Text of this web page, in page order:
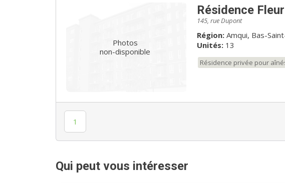
Photos
non-disponible
Résidence
145, rue Dupont
Région: Amqui, Bas-
Unités:13
Résidence privée pour
1
Qui peut vous intéresser